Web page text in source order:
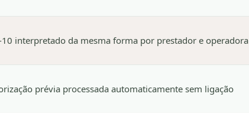
10 interpretado da mesma forma por prestador e operadora
prévia processada automaticamente sem ligação